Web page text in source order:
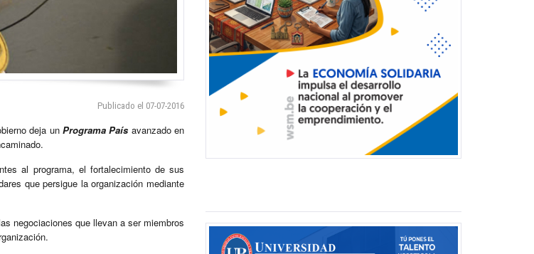
Publicado el 07-07-2016
deja unPrograma País avanzado en
al programa, el fortalecimiento de sus
que persigue la organización mediante
negociaciones que llevan a ser miembros